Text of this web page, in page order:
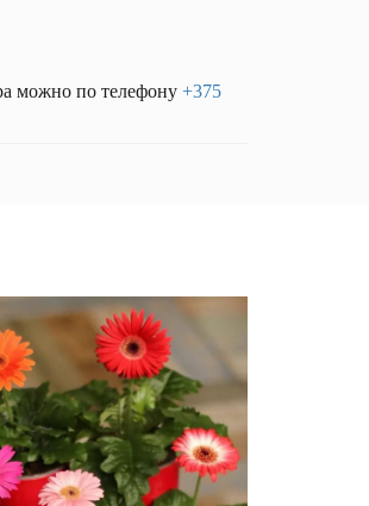
можно по телефону +375